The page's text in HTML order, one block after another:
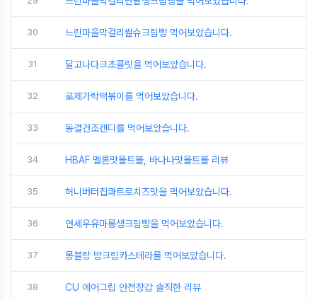
30 느린마을막걸리쌀슈크림빵 먹어보았습니다.
31 달고나다크초콜릿을 먹어보았습니다.
32 로제가락떡볶이를 먹어보았습니다.
33 동결건조캔디를 먹어보았습니다.
34 HBAF 멜론맛몰트볼, 바나나맛몰트볼 리뷰
35 허니버터칩콰트로치즈맛을 먹어보았습니다.
36 연세우유마롱생크림빵을 먹어보았습니다.
37 몽블랑 밤크림카스테라를 먹어보았습니다.
38 CU 에어그립 안전장갑 솔직한 리뷰